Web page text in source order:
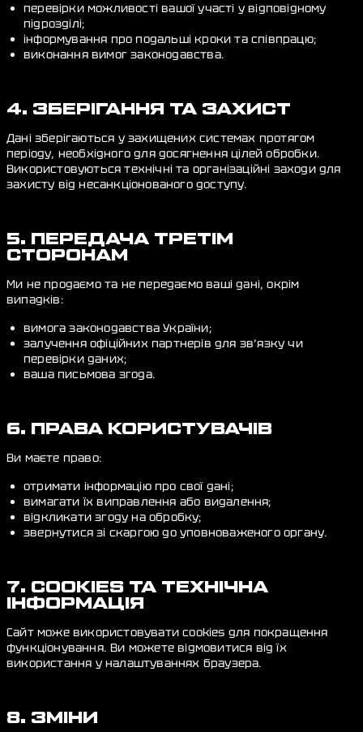
перевірки можливості вашої участі у відповідному
підрозділі;
інформування про подальші кроки та співпрацю;
виконання вимог законодавства.
4. ЗБЕРІГАННЯ ТА ЗАХИСТ
Дані зберігаються у захищених системах протягом
періоду, необхідного для досягнення цілей обробки.
Використовуються технічні та організаційні заходи для
захисту від несанкціонованого доступу.
5. ПЕРЕДАЧА ТРЕТІМ
СТОРОНАМ
Ми не продаємо та не передаємо ваші дані, окрім
випадків:
вимога законодавства України;
залучення офіційних партнерів для зв’язку чи
перевірки даних;
ваша письмова згода.
6. ПРАВА КОРИСТУВАЧІВ
Ви маєте право:
отримати інформацію про свої дані;
вимагати їх виправлення або видалення;
відкликати згоду на обробку;
звернутися зі скаргою до уповноваженого органу.
7. COOKIES ТА ТЕХНІЧНА
ІНФОРМАЦІЯ
Сайт може використовувати cookies для покращення
функціонування. Ви можете відмовитися від їх
використання у налаштуваннях браузера.
8. ЗМІНИ